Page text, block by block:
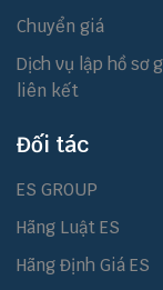
Chuyển giá
Dịch vụ lập hồ sơ
liên kết
Đối tác
ES GROUP
Hãng Luật ES
Hãng Định Giá ES